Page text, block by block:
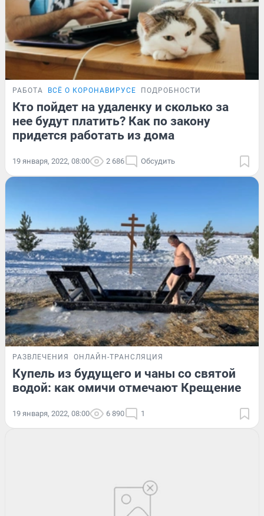
РАБОТА ВСЁ О КОРОНАВИРУСЕ ПОДРОБНОСТИ
Кто пойдет на удаленку и сколько за
нее будут платить? Как по закону
придется работать из дома
19 января, 2022, 08:00 2 686 Обсудить
РАЗВЛЕЧЕНИЯ ОНЛАЙН-ТРАНСЛЯЦИЯ
Купель из будущего и чаны со святой
водой: как омичи отмечают Крещение
19 января, 2022, 08:00 6 890 1